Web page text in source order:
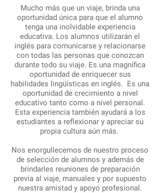
Mucho más que un viaje, brinda una
oportunidad única para que el alumno
tenga una inolvidable experiencia
educativa. Los alumnos utilizarán el
inglés para comunicarse y relacionarse
con todas las personas que conozcan
durante todo su viaje. Es una magnífica
oportunidad de enriquecer sus
habilidades lingüísticas en inglés. Es una
oportunidad de crecimiento a nivel
educativo tanto como a nivel personal.
Esta experiencia también ayudará a los
estudiantes a reflexionar y apreciar su
propia cultura aún más.
Nos enorgullecemos de nuestro proceso
de selección de alumnos y además de
brindarles reuniones de preparación
previa al viaje, manuales y por supuesto
nuestra amistad y apoyo profesional.